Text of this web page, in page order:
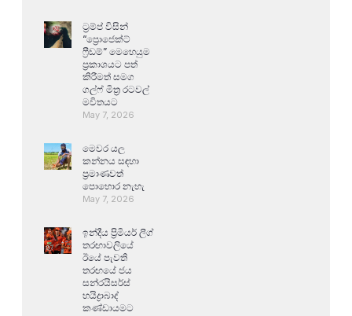
ට්‍රම්ප් විසින්
“ප්‍රොජෙක්ට්
ෆ්‍රීඩම්” මෙහෙයුම
ප්‍රකාශයට පත්
කිරීමත් සමග
ගල්ෆ් මිත්‍ර රටවල්
මවිතයට
May 7, 2026
මෙවර යල
කන්නය සඳහා
ප්‍රමාණවත්
පොහොර නැහැ
May 7, 2026
ඉන්දීය ප්‍රිමියර් ලීග්
තරඟාවලියේ
ඊයේ පැවති
තරඟයේ ජය
සන්රයිසර්ස්
හයිද්‍රාබාද්
කණ්ඩායමට